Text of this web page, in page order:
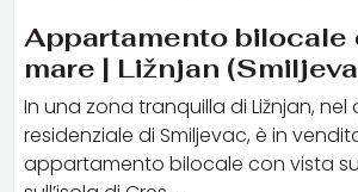
Appartamento bilocale
mare | Ližnjan
In una zona tranquilla di Ližnjan, nel
residenziale di Smiljevac, è in
appartamento bilocale con vista